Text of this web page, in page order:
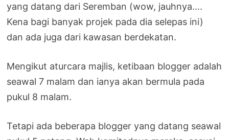
yang datang dari Seremban (wow, jauhnya….
Kena bagi banyak projek pada dia selepas ini)
dan ada juga dari kawasan berdekatan.
Mengikut aturcara majlis, ketibaan blogger adalah
seawal 7 malam dan ianya akan bermula pada
pukul 8 malam.
Tetapi ada beberapa blogger yang datang seawal